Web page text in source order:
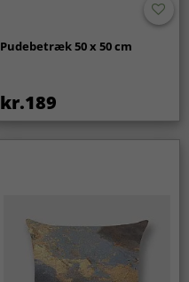
Pudebetræk 50 x 50 cm
kr.189